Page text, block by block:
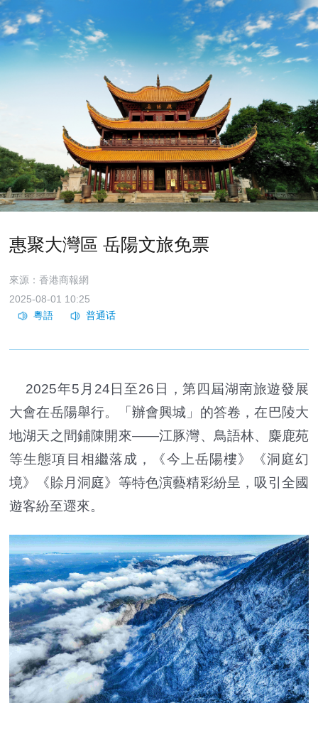
惠聚大灣區 岳陽文旅免票
來源：香港商報網
2025-08-01 10:25
2025年5月24日至26日，第四屆湖南旅遊發展
大會在岳陽舉行。「辦會興城」的答卷，在巴陵大
地湖天之間鋪陳開來——江豚灣、鳥語林、麋鹿苑
等生態項目相繼落成，《今上岳陽樓》《洞庭幻
境》《賒月洞庭》等特色演藝精彩紛呈，吸引全國
遊客紛至遝來。